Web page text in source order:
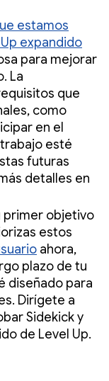
estamos
expandido
para mejorar
La
que
como
en el
esté
futuras
detalles en
primer objetivo
estos
ahora,
plazo de tu
diseñado para
Dirígete a
Sidekick y
de Level Up.